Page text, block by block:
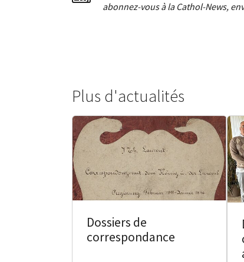
abonnez-vous à la Cathol-News,
Plus d'actualités
Dossiers de
correspondance